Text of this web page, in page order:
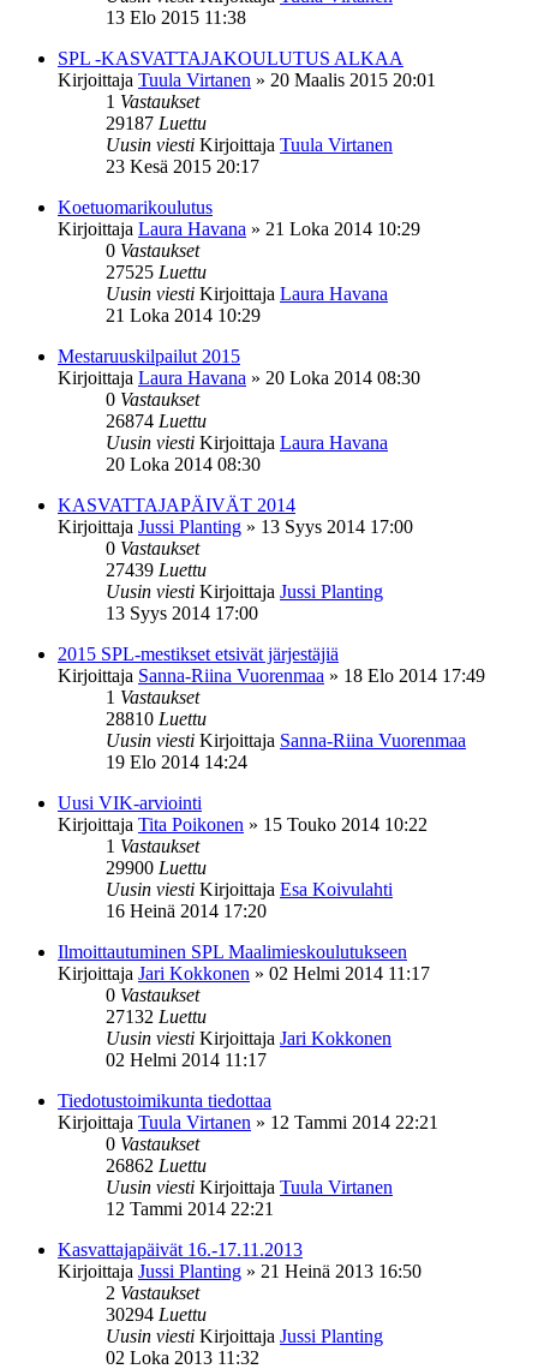
13 Elo 2015 11:38
SPL -KASVATTAJAKOULUTUS ALKAA
Kirjoittaja Tuula Virtanen » 20 Maalis 2015 20:01
1 Vastaukset
29187 Luettu
Uusin viesti Kirjoittaja Tuula Virtanen
23 Kesä 2015 20:17
Koetuomarikoulutus
Kirjoittaja Laura Havana » 21 Loka 2014 10:29
0 Vastaukset
27525 Luettu
Uusin viesti Kirjoittaja Laura Havana
21 Loka 2014 10:29
Mestaruuskilpailut 2015
Kirjoittaja Laura Havana » 20 Loka 2014 08:30
0 Vastaukset
26874 Luettu
Uusin viesti Kirjoittaja Laura Havana
20 Loka 2014 08:30
KASVATTAJAPÄIVÄT 2014
Kirjoittaja Jussi Planting » 13 Syys 2014 17:00
0 Vastaukset
27439 Luettu
Uusin viesti Kirjoittaja Jussi Planting
13 Syys 2014 17:00
2015 SPL-mestikset etsivät järjestäjiä
Kirjoittaja Sanna-Riina Vuorenmaa » 18 Elo 2014 17:49
1 Vastaukset
28810 Luettu
Uusin viesti Kirjoittaja Sanna-Riina Vuorenmaa
19 Elo 2014 14:24
Uusi VIK-arviointi
Kirjoittaja Tita Poikonen » 15 Touko 2014 10:22
1 Vastaukset
29900 Luettu
Uusin viesti Kirjoittaja Esa Koivulahti
16 Heinä 2014 17:20
Ilmoittautuminen SPL Maalimieskoulutukseen
Kirjoittaja Jari Kokkonen » 02 Helmi 2014 11:17
0 Vastaukset
27132 Luettu
Uusin viesti Kirjoittaja Jari Kokkonen
02 Helmi 2014 11:17
Tiedotustoimikunta tiedottaa
Kirjoittaja Tuula Virtanen » 12 Tammi 2014 22:21
0 Vastaukset
26862 Luettu
Uusin viesti Kirjoittaja Tuula Virtanen
12 Tammi 2014 22:21
Kasvattajapäivät 16.-17.11.2013
Kirjoittaja Jussi Planting » 21 Heinä 2013 16:50
2 Vastaukset
30294 Luettu
Uusin viesti Kirjoittaja Jussi Planting
02 Loka 2013 11:32